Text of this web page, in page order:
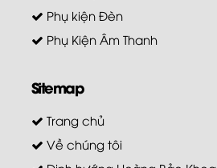
Phụ kiện Đèn
Phụ Kiện Âm Thanh
Sitemap
Trang chủ
Về chúng tôi